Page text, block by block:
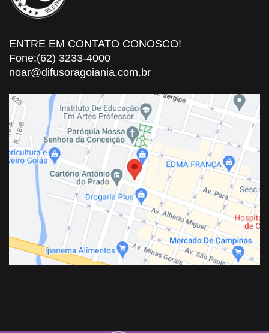
ENTRE EM CONTATO CONOSCO!
Fone:(62) 3233-4000
noar@difusoragoiania.com.br